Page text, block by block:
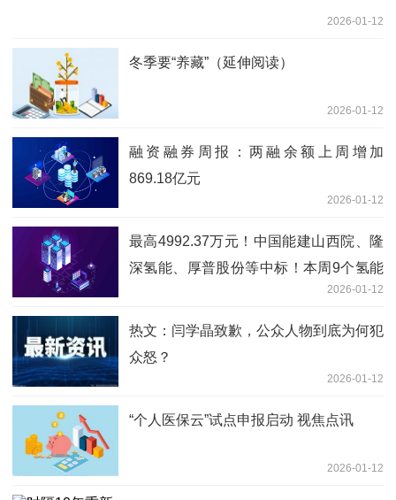
2026-01-12
冬季要“养藏”（延伸阅读）
2026-01-12
融资融券周报：两融余额上周增加
869.18亿元
2026-01-12
最高4992.37万元！中国能建山西院、隆
深氢能、厚普股份等中标！本周9个氢能
招中标信息【氢能项目·周分析】 快报
2026-01-12
热文：闫学晶致歉，公众人物到底为何犯
众怒？
2026-01-12
“个人医保云”试点申报启动 视焦点讯
2026-01-12